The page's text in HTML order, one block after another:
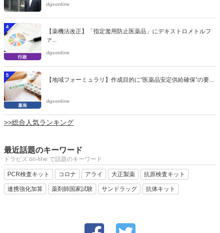
dgsonline
4
【薬機法改正】「指定濫用防止医薬品」にデキストロメトルフ
ァ...
dgsonline
5
【地域フォーミュラリ】作成目的に“医薬品安定供給確保”の要...
dgsonline
>>総合人気ランキング
最近話題のキーワード
ドラビズ on-line で話題のキーワード
PCR検査キット コロナ アライ 大正製薬 抗原検査キット
連携強化加算 薬剤師国家試験 サンドラッグ 抗体キット